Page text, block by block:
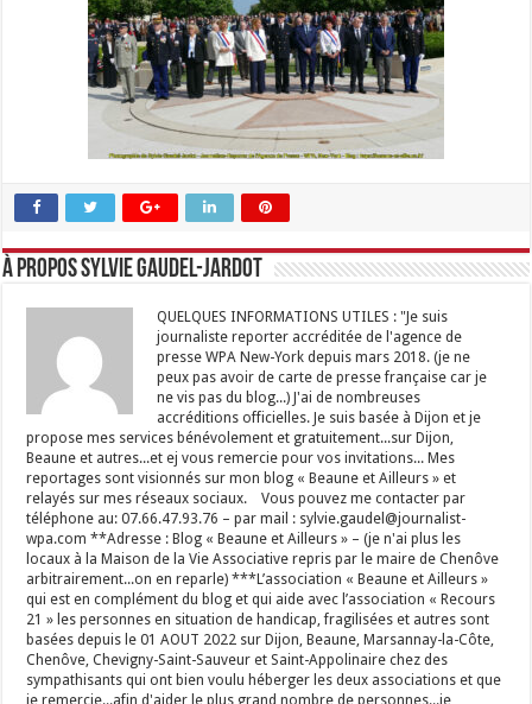
À propos Sylvie GAUDEL-JARDOT
QUELQUES INFORMATIONS UTILES : "Je suis
journaliste reporter accréditée de l'agence de
presse WPA New-York depuis mars 2018. (je ne
peux pas avoir de carte de presse française car je
ne vis pas du blog...) J'ai de nombreuses
accréditions officielles. Je suis basée à Dijon et je
propose mes services bénévolement et gratuitement...sur Dijon,
Beaune et autres...et ej vous remercie pour vos invitations... Mes
reportages sont visionnés sur mon blog « Beaune et Ailleurs » et
relayés sur mes réseaux sociaux. Vous pouvez me contacter par
téléphone au: 07.66.47.93.76 – par mail : sylvie.gaudel@journalist-
wpa.com **Adresse : Blog « Beaune et Ailleurs » – (je n'ai plus les
locaux à la Maison de la Vie Associative repris par le maire de Chenôve
arbitrairement...on en reparle) ***L’association « Beaune et Ailleurs »
qui est en complément du blog et qui aide avec l’association « Recours
21 » les personnes en situation de handicap, fragilisées et autres sont
basées depuis le 01 AOUT 2022 sur Dijon, Beaune, Marsannay-la-Côte,
Chenôve, Chevigny-Saint-Sauveur et Saint-Appolinaire chez des
sympathisants qui ont bien voulu héberger les deux associations et que
je remercie...afin d'aider le plus grand nombre de personnes...je